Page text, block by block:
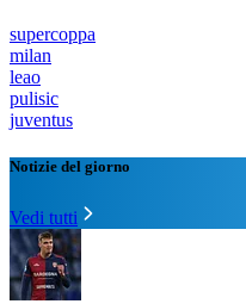
supercoppa
milan
leao
pulisic
juventus
Notizie del giorno
Vedi tutti